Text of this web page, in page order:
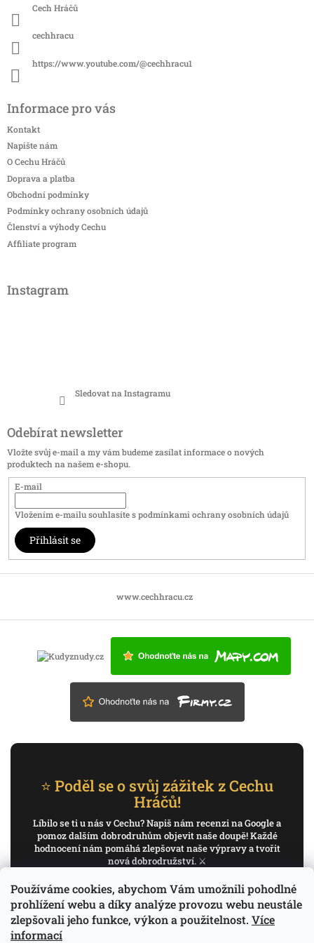
Používáme cookies, abychom Vám umožnili pohodlné
prohlížení webu a díky analýze provozu webu neustále
zlepšovali jeho funkce, výkon a použitelnost. Více
informací
Cech Hráčů
cechhracu
https://www.youtube.com/@cechhracu1
Informace pro vás
Kontakt
Napište nám
O Cechu Hráčů
Doprava a platba
Obchodní podmínky
Podmínky ochrany osobních údajů
Členství a výhody Cechu
Affiliate program
Instagram
Sledovat na Instagramu
Odebírat newsletter
Vložte svůj e-mail a my vám budeme zasílat informace o nových
produktech na našem e-shopu.
E-mail
Vložením e-mailu souhlasíte spodmínkami ochrany osobních údajů
Přihlásit se
www.cechhracu.cz
⭐ Poděl se o svůj zážitek z Cechu
Hráčů!
Líbilo se ti u nás v Cechu? Napiš nám recenzi na Google a
pomoz dalším dobrodruhům objevit naše doupě! Každé
hodnocení nám pomáhá zlepšovat naše výpravy a tvořit
nová dobrodružství. ⚔️
✍️ Napiš recenzi na Google
Děkujeme, že pomáháš psát příběh Cechu Hráčů.